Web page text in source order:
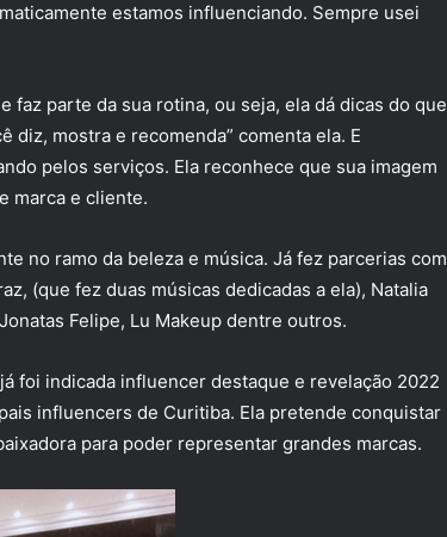
estamos influenciando. Sempre usei
parte da sua rotina, ou seja, ela dá dicas do que
diz, mostra e recomenda” comenta ela. E
pelos serviços. Ela reconhece que sua imagem
marca e cliente.
no ramo da beleza e música. Já fez parcerias com
(que fez duas músicas dedicadas a ela), Natalia
Felipe, Lu Makeup dentre outros.
foi indicada influencer destaque e revelação 2022
influencers de Curitiba. Ela pretende conquistar
para poder representar grandes marcas.